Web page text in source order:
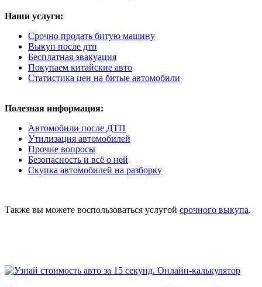
Наши услуги:
Срочно продать битую машину
Выкуп после дтп
Бесплатная эвакуация
Покупаем китайские авто
Статистика цен на битые автомобили
Полезная информация:
Автомобили после ДТП
Утилизация автомобилей
Прочие вопросы
Безопасность и всё о ней
Скупка автомобилей на разборку
Также вы можете воспользоваться услугой срочного выкупа.